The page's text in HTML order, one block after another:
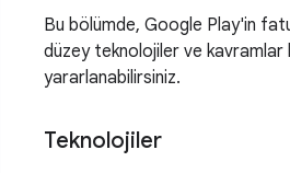
Bu bölümde, Google Play'in
düzey teknolojiler ve kavramlar
yararlanabilirsiniz.
Teknolojiler